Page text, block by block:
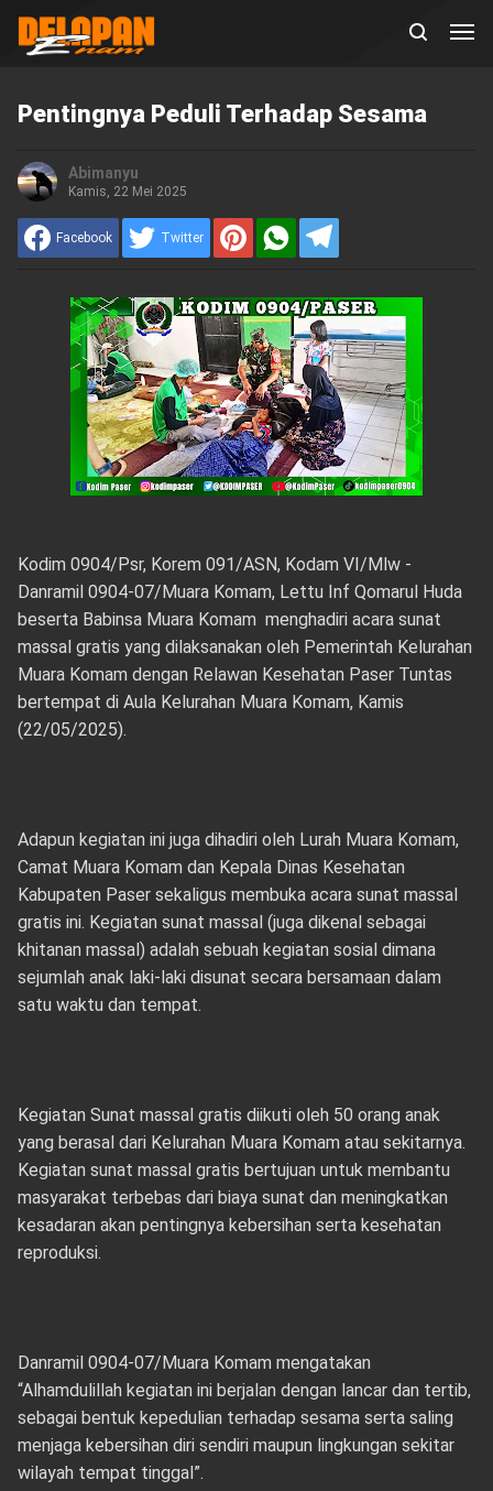
Pentingnya Peduli Terhadap Sesama
Abimanyu
Kamis, 22 Mei 2025
Facebook Twitter
Kodim 0904/Psr, Korem 091/ASN, Kodam VI/Mlw -
Danramil 0904-07/Muara Komam, Lettu Inf Qomarul Huda
beserta Babinsa Muara Komam menghadiri acara sunat
massal gratis yang dilaksanakan oleh Pemerintah Kelurahan
Muara Komam dengan Relawan Kesehatan Paser Tuntas
bertempat di Aula Kelurahan Muara Komam, Kamis
(22/05/2025).
Adapun kegiatan ini juga dihadiri oleh Lurah Muara Komam,
Camat Muara Komam dan Kepala Dinas Kesehatan
Kabupaten Paser sekaligus membuka acara sunat massal
gratis ini. Kegiatan sunat massal (juga dikenal sebagai
khitanan massal) adalah sebuah kegiatan sosial dimana
sejumlah anak laki-laki disunat secara bersamaan dalam
satu waktu dan tempat.
Kegiatan Sunat massal gratis diikuti oleh 50 orang anak
yang berasal dari Kelurahan Muara Komam atau sekitarnya.
Kegiatan sunat massal gratis bertujuan untuk membantu
masyarakat terbebas dari biaya sunat dan meningkatkan
kesadaran akan pentingnya kebersihan serta kesehatan
reproduksi.
Danramil 0904-07/Muara Komam mengatakan
“Alhamdulillah kegiatan ini berjalan dengan lancar dan tertib,
sebagai bentuk kepedulian terhadap sesama serta saling
menjaga kebersihan diri sendiri maupun lingkungan sekitar
wilayah tempat tinggal”.